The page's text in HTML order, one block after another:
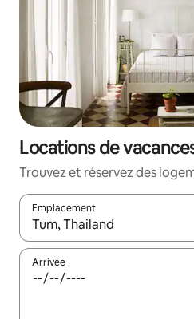
Locations de
Trouvez et réservez des
Emplacement
Quand les résultats sont
Arrivée